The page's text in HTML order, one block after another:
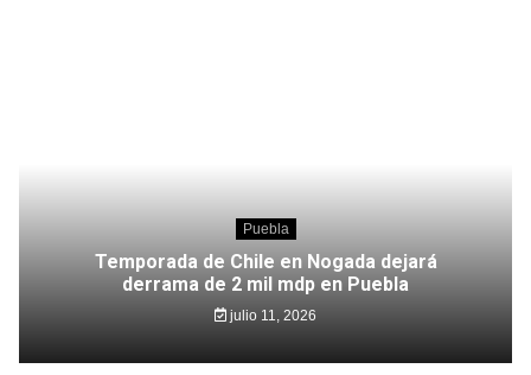
Puebla
Temporada de Chile en Nogada dejará
derrama de 2 mil mdp en Puebla
julio 11, 2026